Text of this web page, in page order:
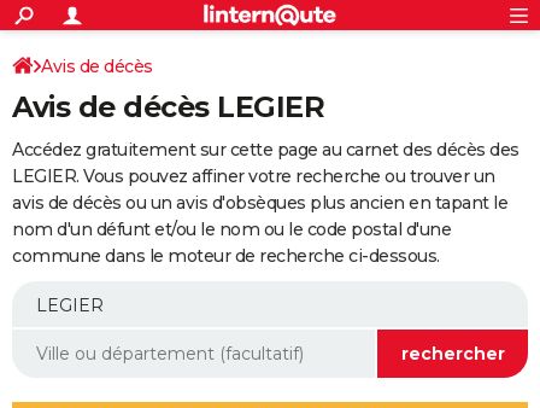
ACTUALITÉS
Politique
Société
Faits Divers
Education
Monde
Villes
+
SPORT
Coupe du monde 2026
Football
Tennis
Cyclisme
Rugby
Forum
Programme TV
TNTStreaming
Cinéma
Sorties cinéma
Musique
+FINANCE
Retraite
Epargne
Immobilier
Risques naturels par ville
Banque
Assurance
AUTO
Essais
Réserver un essai
Citadines
Berlines
SUV
Forum auto
+
Mobiles
Meilleur smartphone
Internet
Ordinateurs
Jeux vidéo
Guide high-tech
Aménagement intérieur
Avis de décès
Avis de décès LEGIER
Accédez gratuitement sur cette page au carnet des décès des
LEGIER. Vous pouvez affiner votre recherche ou trouver un
avis de décès ou un avis d'obsèques plus ancien en tapant le
nom d'un défunt et/ou le nom ou le code postal d'une
commune dans le moteur de recherche ci-dessous.